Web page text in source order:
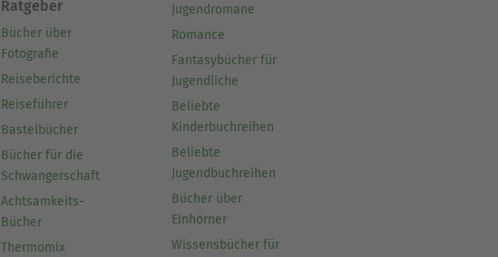
Ratgeber
Bücher über
Fotografie
Reiseberichte
Reiseführer
Bastelbücher
Bücher für die
Schwangerschaft
Achtsamkeits-
Bücher
Thermomix
Jugendromane
Romance
Fantasybücher für
Jugendliche
Beliebte
Kinderbuchreihen
Beliebte
Jugendbuchreihen
Bücher über
Einhörner
Wissensbücher für